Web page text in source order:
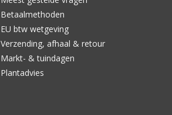
Betaalmethoden
EU btw wetgeving
Verzending, afhaal & retour
Markt- & tuindagen
Plantadvies